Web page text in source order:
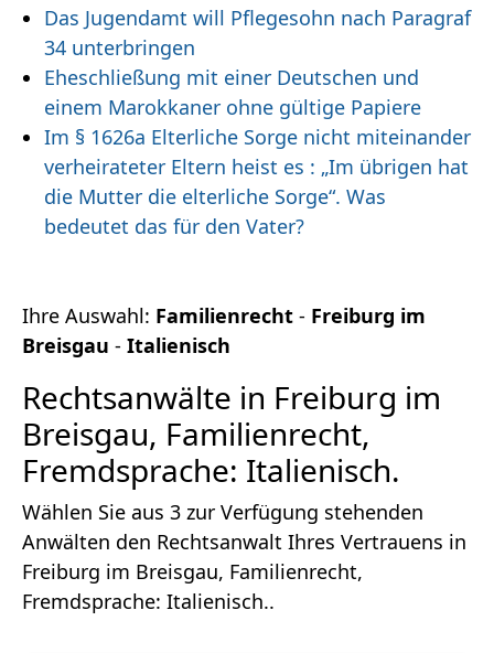
Das Jugendamt will Pflegesohn nach Paragraf
34 unterbringen
Eheschließung mit einer Deutschen und
einem Marokkaner ohne gültige Papiere
Im § 1626a Elterliche Sorge nicht miteinander
verheirateter Eltern heist es : „Im übrigen hat
die Mutter die elterliche Sorge“. Was
bedeutet das für den Vater?
Ihre Auswahl: Familienrecht - Freiburg im
Breisgau - Italienisch
Rechtsanwälte in Freiburg im
Breisgau, Familienrecht,
Fremdsprache: Italienisch.
Wählen Sie aus 3 zur Verfügung stehenden
Anwälten den Rechtsanwalt Ihres Vertrauens in
Freiburg im Breisgau, Familienrecht,
Fremdsprache: Italienisch..